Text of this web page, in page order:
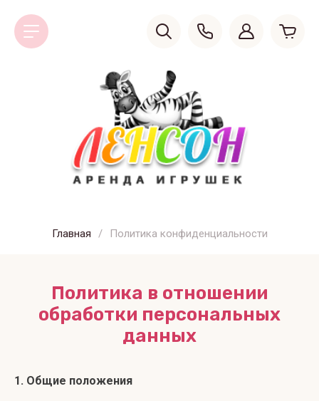
Главная / Политика конфиденциальности
Политика в отношении
обработки персональных
данных
1. Общие положения